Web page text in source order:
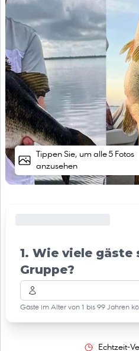
Tippen Sie, um alle 5 Fotos
anzusehen
1. Wie viele gäste
Gruppe?
Gäste im Alter von 1 bis 99 Jahren
Echtzeit-